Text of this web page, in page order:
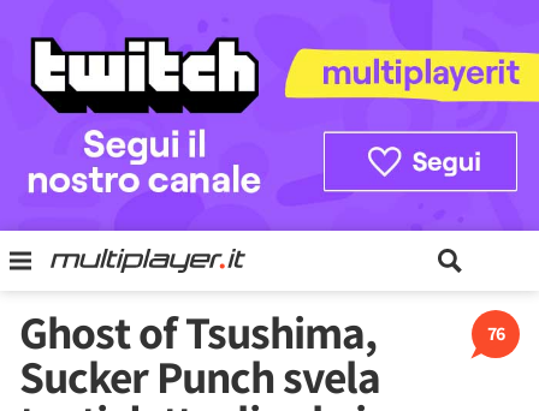
76
Ghost of Tsushima,
Sucker Punch svela